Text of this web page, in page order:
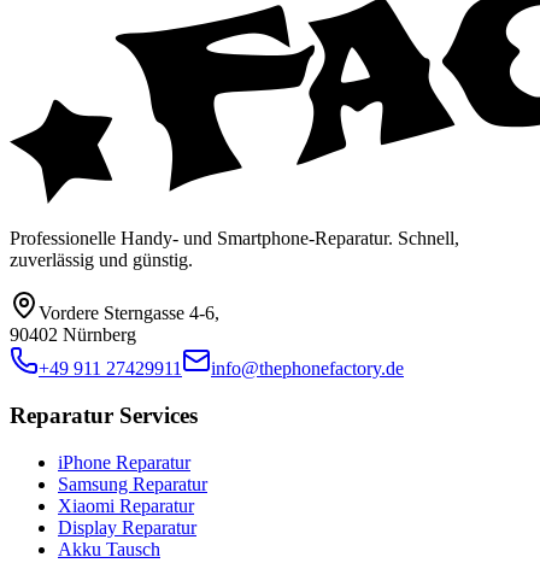
Professionelle Handy- und Smartphone-Reparatur. Schnell,
zuverlässig und günstig.
Vordere Sterngasse 4-6,
90402 Nürnberg
+49 911 27429911
info@thephonefactory.de
Reparatur Services
iPhone Reparatur
Samsung Reparatur
Xiaomi Reparatur
Display Reparatur
Akku Tausch